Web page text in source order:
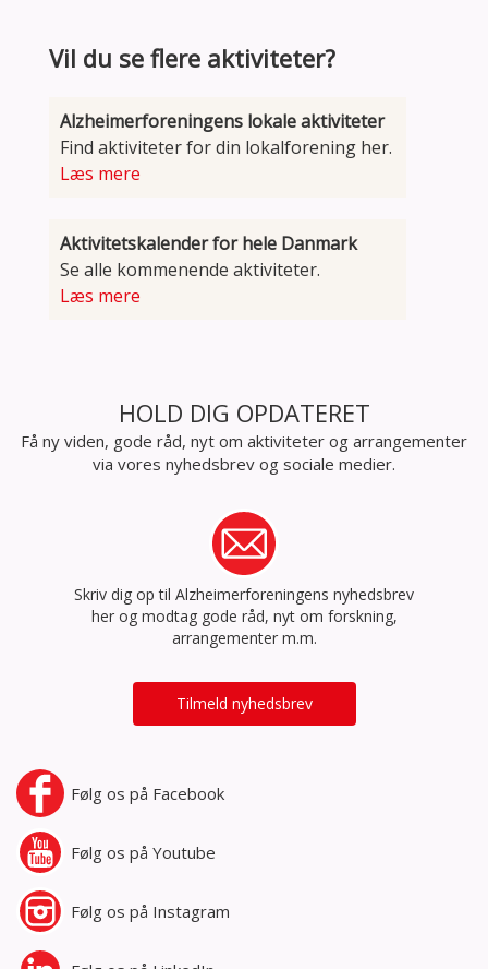
Vil du se flere aktiviteter?
Alzheimerforeningens lokale aktiviteter
Find aktiviteter for din lokalforening her.
Læs mere
Aktivitetskalender for hele Danmark
Se alle kommenende aktiviteter.
Læs mere
HOLD DIG OPDATERET
Få ny viden, gode råd, nyt om aktiviteter og arrangementer
via vores nyhedsbrev og sociale medier.
Skriv dig op til Alzheimerforeningens nyhedsbrev
her og modtag gode råd, nyt om forskning,
arrangementer m.m.
Tilmeld nyhedsbrev
Følg os på Facebook
Følg os på Youtube
Følg os på Instagram